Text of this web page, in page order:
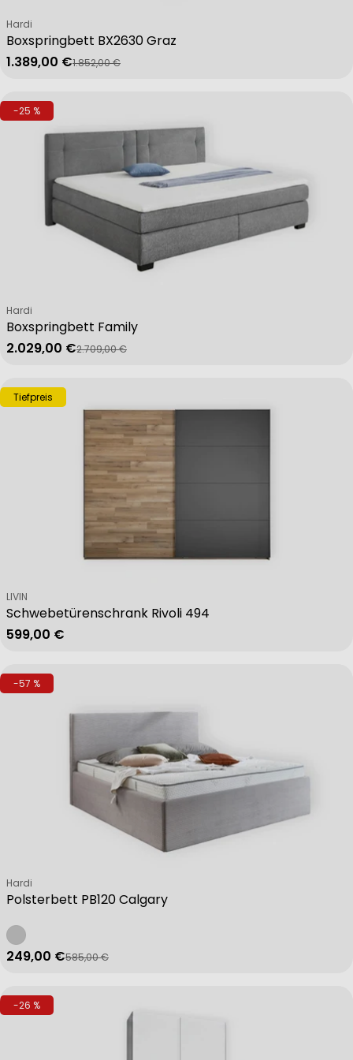
Advertising
Boxspringbett BX2630 Graz
Verkäufer:
Hardi
Verkaufspreis
1.389,00 €
Regulärer Preis
1.852,00 €
-25 %
Boxspringbett Family
Verkäufer:
Hardi
Verkaufspreis
2.029,00 €
Regulärer Preis
2.709,00 €
Tiefpreis
Schwebetürenschrank Rivoli 494
Verkäufer:
LIVIN
Regulärer Preis
599,00 €
-57 %
Polsterbett PB120 Calgary
Verkäufer:
Hardi
Verkaufspreis
249,00 €
Regulärer Preis
585,00 €
-26 %